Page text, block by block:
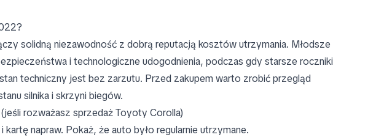
solidną niezawodność z dobrą reputacją kosztów utrzymania. Młodsze
i technologiczne udogodnienia, podczas gdy starsze roczniki
techniczny jest bez zarzutu. Przed zakupem warto zrobić przegląd
silnika i skrzyni biegów.
rozważasz sprzedaż Toyoty Corolla)
napraw. Pokaż, że auto było regularnie utrzymane.